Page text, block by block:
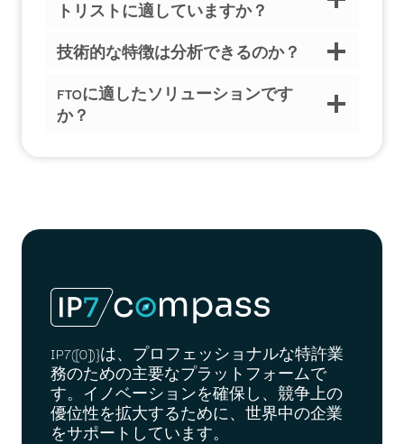
トリストに適していますか？
技術的な特徴は分析できるのか？
FTOに適したソリューションです
か？
IP7([0])}は、プロフェッショナルな特許業
務のための主要なプラットフォームで
す。イノベーションを確保し、競争上の
優位性を拡大するために、世界中の企業
をサポートしています。